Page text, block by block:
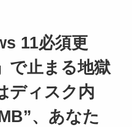
11必須更
で止まる地獄
ディスク内
、あなた